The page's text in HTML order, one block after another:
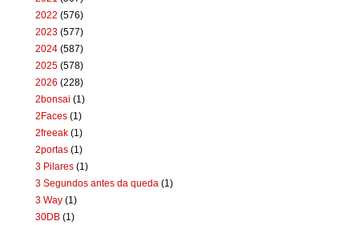
2022 (576)
2023 (577)
2024 (587)
2025 (578)
2026 (228)
2bonsai (1)
2Faces (1)
2freeak (1)
2portas (1)
3 Pilares (1)
3 Segundos antes da queda (1)
3 Way (1)
30DB (1)